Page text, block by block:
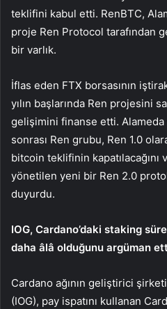
teklifini kabul etti. RenBTC,
proje Ren Protocol tarafından
bir varlık.
İflas eden FTX borsasının
yılın başlarında Ren projesini
gelişimini finanse etti. Alameda
sonrası Ren grubu, Ren 1.0
bitcoin teklifinin kapatılacağını
yönetilen yeni bir Ren 2.0
duyurdu.
IOG, Cardano’daki staking
daha âlâ olduğunu argüman
Cardano ağının geliştirici
(IOG), pay ispatını kullanan